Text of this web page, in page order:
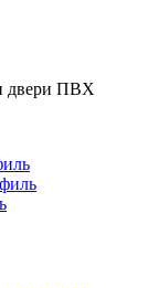
двери ПВХ